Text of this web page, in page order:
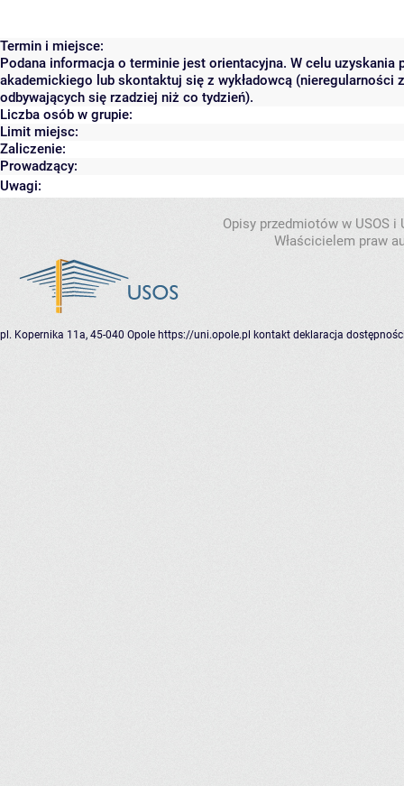
Termin i miejsce:
Podana informacja o terminie jest orientacyjna. W celu
akademickiego lub skontaktuj się z wykładowcą (nieregularności
odbywających się rzadziej niż co tydzień).
Liczba osób w grupie:
Limit miejsc:
Zaliczenie:
Prowadzący:
Uwagi:
Opisy przedmiotów w USOS
Właścicielem praw
pl. Kopernika 11a, 45-040 Opole https://uni.opole.pl kontakt deklaracja